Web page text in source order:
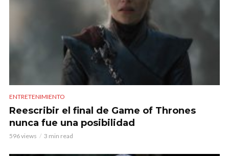
ENTRETENIMIENTO
Reescribir el final de Game of Thrones
nunca fue una posibilidad
596 views 3 min read